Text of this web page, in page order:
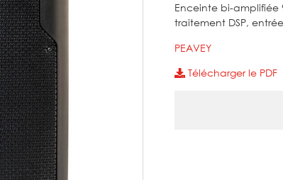
Enceinte bi-amplifiée
traitement DSP,
PEAVEY
Télécharger le PDF